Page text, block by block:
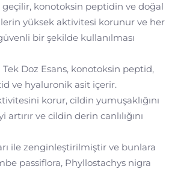
konotoksin peptidin ve doğal
yüksek aktivitesi korunur ve her
bir şekilde kullanılması
Doz Esans, konotoksin peptid,
ve hyaluronik asit içerir.
korur, cildin yumuşaklığını
ve cildin derin canlılığını
ile zenginleştirilmiştir ve bunlara
passiflora, Phyllostachys nigra